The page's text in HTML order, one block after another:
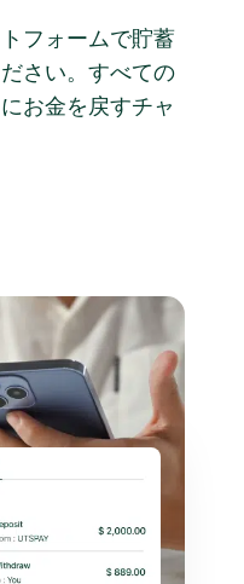
フォームで貯蓄
さい。すべての
お金を戻すチャ